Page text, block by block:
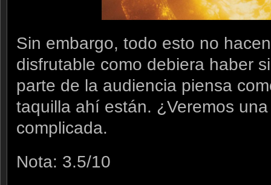
Sin embargo, todo esto no
disfrutable como debiera haber
parte de la audiencia piensa
taquilla ahí están. ¿Veremos
complicada.
Nota: 3.5/10